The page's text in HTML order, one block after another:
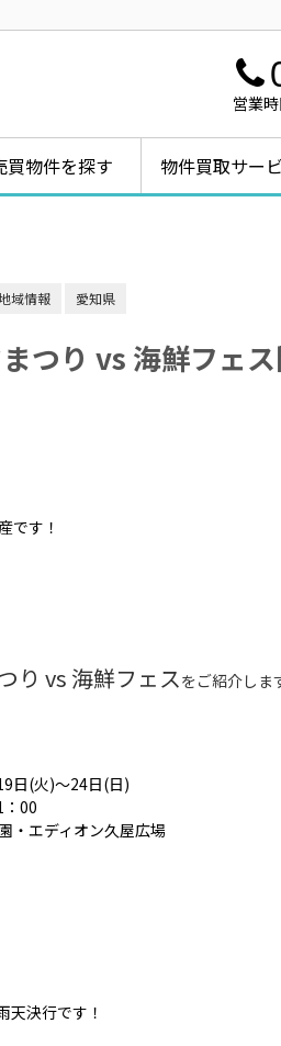
営業
買物件を探す 物件買取サー
域情報 愛知県
つり vs 海鮮フェス
です！
り vs 海鮮フェスをご紹介しま
日(火)～24日(日)
00
・エディオン久屋広場
天決行です！